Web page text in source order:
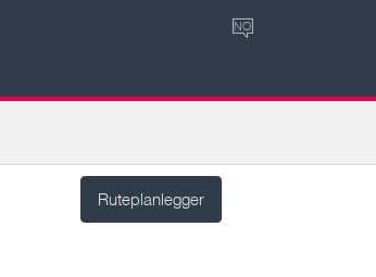
NO
Ruteplanlegger